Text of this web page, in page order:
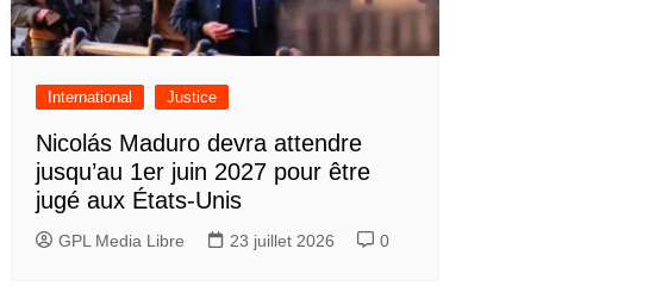
International Justice
Nicolás Maduro devra attendre
jusqu’au 1er juin 2027 pour être
jugé aux États-Unis
GPL Media Libre 23 juillet 2026 0